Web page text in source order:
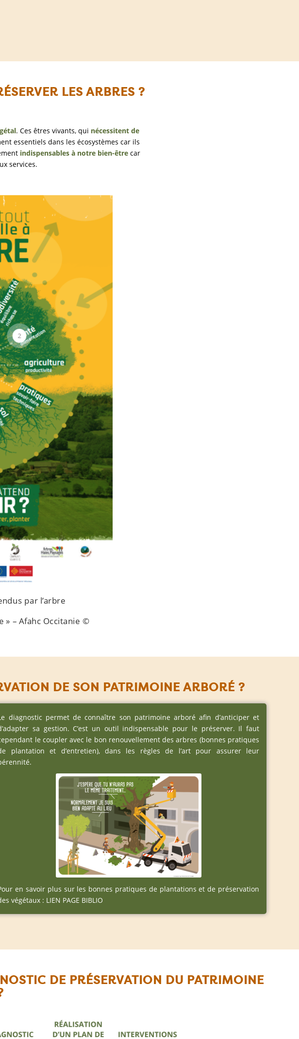
LES ARBRES ?
. Ces êtres vivants, qui nécessitent de
essentiels dans les écosystèmes car ils
indispensables à notre bien-être car
services.
2
par l’arbre
» – Afahc Occitanie ©
DE SON PATRIMOINE ARBORÉ ?
diagnostic permet de connaître son patrimoine arboré afin d’anticiper et
sa gestion. C’est un outil indispensable pour le préserver. Il faut
le coupler avec le bon renouvellement des arbres (bonnes pratiques
plantation et d’entretien), dans les règles de l’art pour assurer leur
en savoir plus sur les bonnes pratiques de plantations et de préservation
végétaux : LIEN PAGE BIBLIO
DE PRÉSERVATION DU PATRIMOINE